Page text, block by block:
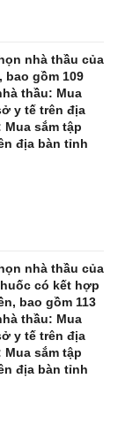
nhà thầu của
bao gồm 109
thầu: Mua
y tế trên địa
sắm tập
địa bàn tỉnh
nhà thầu của
có kết hợp
bao gồm 113
thầu: Mua
y tế trên địa
sắm tập
địa bàn tỉnh